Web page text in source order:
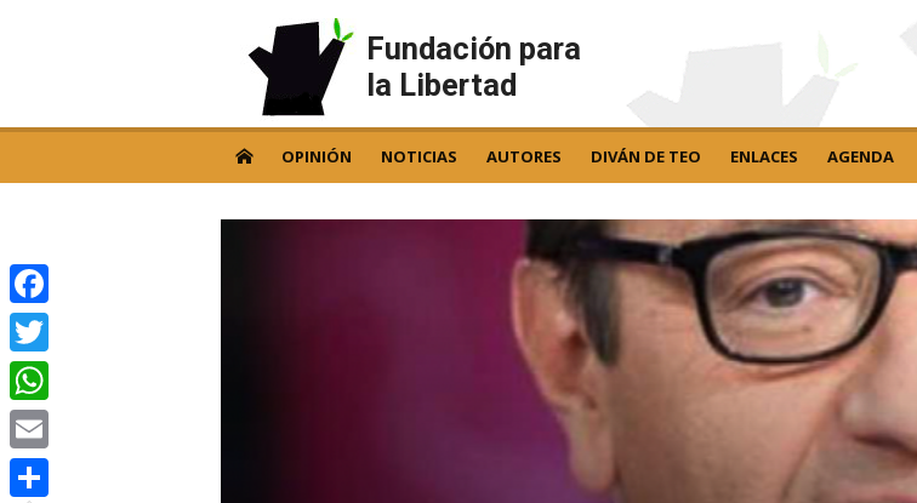
Fundación para
la Libertad
OPINIÓN NOTICIAS AUTORES DIVÁN DE TEO ENLACES AGENDA
Facebook
Twitter
WhatsApp
Email